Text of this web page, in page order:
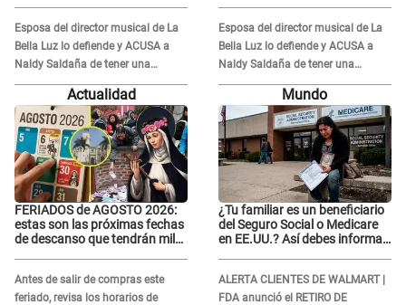
Esposa del director musical de La
Bella Luz lo defiende y ACUSA a
Naldy Saldaña de tener una
relación con él y otros integrantes
Esposa del director musical de La
Bella Luz lo defiende y ACUSA a
Naldy Saldaña de tener una
relación con él y otros integrantes
Actualidad
FERIADOS de AGOSTO 2026:
estas son las próximas fechas
de descanso que tendrán miles
Antes de salir de compras este
feriado, revisa los horarios de
Mundo
¿Tu familiar es un beneficiario
del Seguro Social o Medicare
en EE.UU.? Así debes informar
ALERTA CLIENTES DE WALMART |
FDA anunció el RETIRO DE